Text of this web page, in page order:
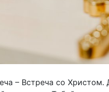
– Встреча со